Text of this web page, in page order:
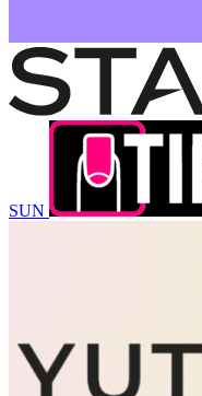
SUN